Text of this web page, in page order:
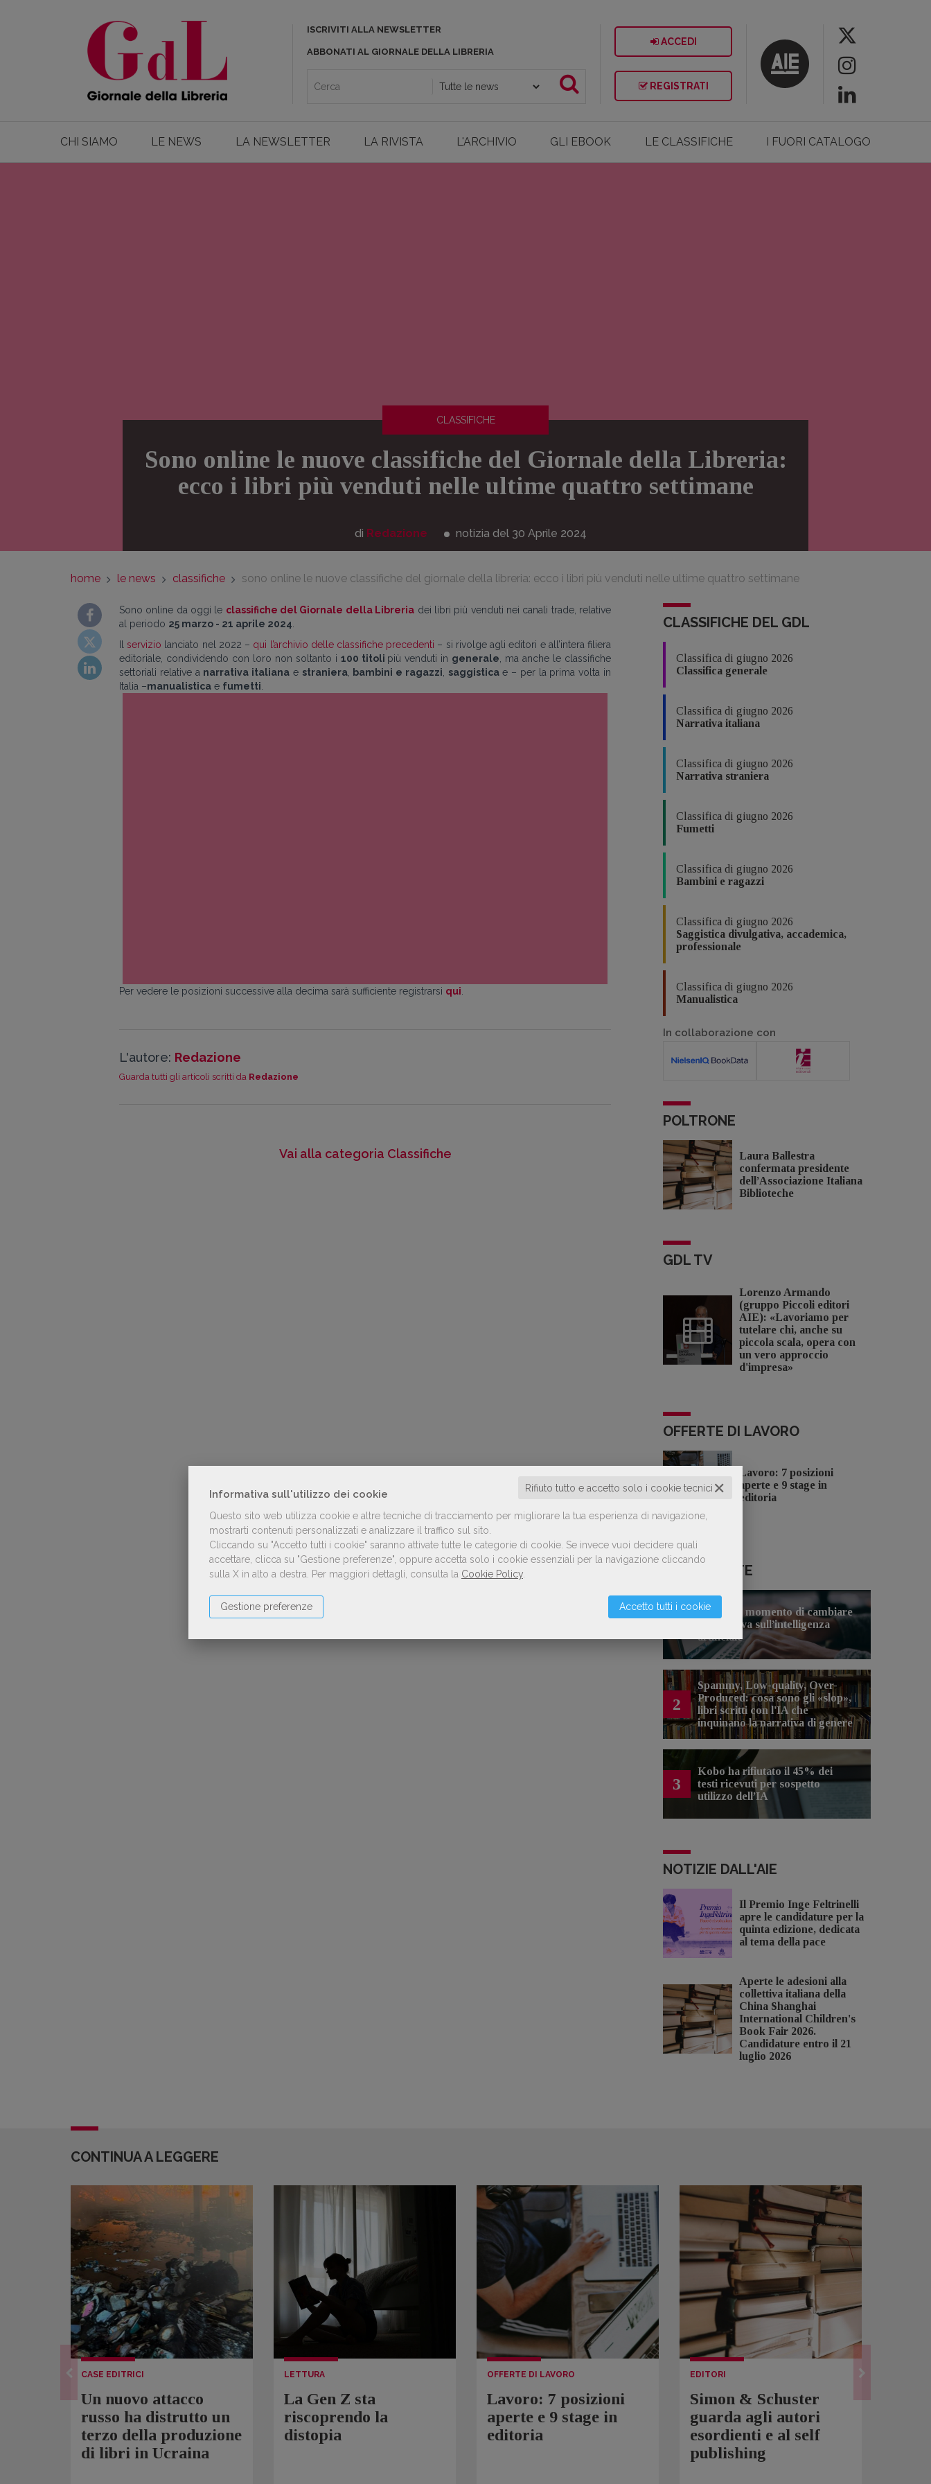
Informativa sull'utilizzo dei cookie ✕
Rifiuto tutto e accetto solo i cookie tecnici
Questo sito web utilizza cookie e altre tecniche di tracciamento per migliorare la tua esperienza di navigazione,
mostrarti contenuti personalizzati e analizzare il traffico sul sito.
Cliccando su "Accetto tutti i cookie" saranno attivate tutte le categorie di cookie. Se invece vuoi decidere quali
accettare, clicca su "Gestione preferenze", oppure accetta solo i cookie essenziali per la navigazione cliccando
sulla X in alto a destra.
Per maggiori dettagli, consulta la Cookie Policy
Accetto tutti i cookie
Gestione preferenze
ISCRIVITI ALLA NEWSLETTER
ABBONATI AL GIORNALE DELLA LIBRERIA
ACCEDI
REGISTRATI
CHI SIAMO LE NEWS LA NEWSLETTER LA RIVISTA L'ARCHIVIO GLI EBOOK LE CLASSIFICHE I FUORI CATALOGO
CLASSIFICHE
Sono online le nuove classifiche del Giornale della Libreria:
ecco i libri più venduti nelle ultime quattro settimane
di Redazione notizia del 30 Aprile 2024
home le news classifiche sono online le nuove classifiche del giornale della libreria: ecco i libri più venduti nelle ultime quattro settimane
Sono online da oggi le classifiche del Giornale della Libreria dei libri più venduti nei canali trade, relative
al periodo 25 marzo - 21 aprile 2024
Ilservizio lanciato nel 2022 – qui l’archivio delle classifiche precedenti – si rivolge agli editori e all’intera filiera
editoriale, condividendo con loro non soltanto i 100 titoli più venduti in generale , ma anche le classifiche
settoriali relative a narrativa italiana e straniera, bambini e ragazzi saggisticae – per la prima volta in
Italia –manualistica e fumetti
Per vedere le posizioni successive alla decima sarà sufficiente registrarsi qui
L'autore: Redazione
Guarda tutti gli articoli scritti da Redazione
Vai alla categoria Classifiche
CLASSIFICHE DEL GDL
Classifica di giugno 2026
Classifica generale
Classifica di giugno 2026
Narrativa italiana
Classifica di giugno 2026
Narrativa straniera
Classifica di giugno 2026
Fumetti
Classifica di giugno 2026
Bambini e ragazzi
Classifica di giugno 2026
Saggistica divulgativa, accademica,
professionale
Classifica di giugno 2026
Manualistica
In collaborazione con
POLTRONE
Laura Ballestra
confermata presidente
dell’Associazione Italiana
Biblioteche
GDL TV
Lorenzo Armando
(gruppo Piccoli editori
AIE): «Lavoriamo per
tutelare chi, anche su
piccola scala, opera con
un vero approccio
d'impresa»
OFFERTE DI LAVORO
Lavoro: 7 posizioni
aperte e 9 stage in
editoria
LE PIÙ LETTE
1
Forse è il momento di cambiare
prospettiva sull’intelligenza
artificiale
2
Spammy, Low-quality, Over-
Produced: cosa sono gli «slop»,
libri scritti con l'IA che
inquinano la narrativa di genere
3
Kobo ha rifiutato il 45% dei
testi ricevuti per sospetto
utilizzo dell’IA
NOTIZIE DALL'AIE
Il Premio Inge Feltrinelli
apre le candidature per la
quinta edizione, dedicata
al tema della pace
Aperte le adesioni alla
collettiva italiana della
China Shanghai
International Children's
Book Fair 2026.
Candidature entro il 21
luglio 2026
CONTINUA A LEGGERE
CASE EDITRICI
Un nuovo attacco
russo ha distrutto un
terzo della produzione
di libri in Ucraina
LETTURA
La Gen Z sta
riscoprendo la
distopia
OFFERTE DI LAVORO
Lavoro: 7 posizioni
aperte e 9 stage in
editoria
EDITORI
Simon & Schuster
guarda agli autori
esordienti e al self
publishing